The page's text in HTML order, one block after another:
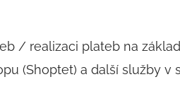
/ realizaci plateb na
(Shoptet) a další služby